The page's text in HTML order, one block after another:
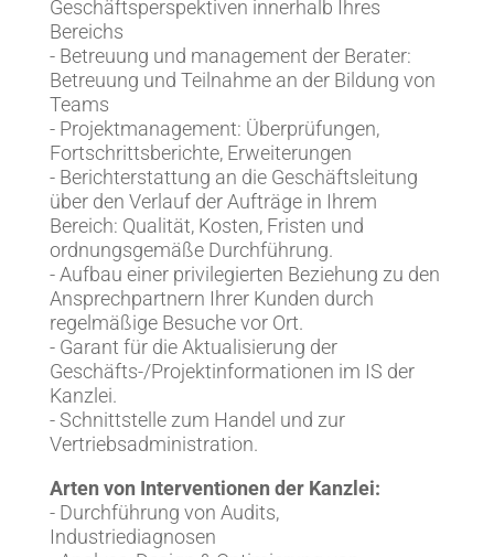
Geschäftsperspektiven innerhalb Ihres
Bereichs
- Betreuung und management der Berater:
Betreuung und Teilnahme an der Bildung von
Teams
- Projektmanagement: Überprüfungen,
Fortschrittsberichte, Erweiterungen
- Berichterstattung an die Geschäftsleitung
über den Verlauf der Aufträge in Ihrem
Bereich: Qualität, Kosten, Fristen und
ordnungsgemäße Durchführung.
- Aufbau einer privilegierten Beziehung zu den
Ansprechpartnern Ihrer Kunden durch
regelmäßige Besuche vor Ort.
- Garant für die Aktualisierung der
Geschäfts-/Projektinformationen im IS der
Kanzlei.
- Schnittstelle zum Handel und zur
Vertriebsadministration.
Arten von Interventionen der Kanzlei:
- Durchführung von Audits,
Industriediagnosen